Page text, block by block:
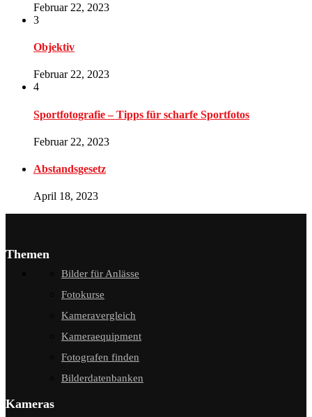
Februar 22, 2023
3
Objektiv
Februar 22, 2023
4
Sportfotografie – Tipps für scharfe Sportfotos
Februar 22, 2023
Abstandsgesetz
April 18, 2023
Themen
Bilder für Anlässe
Fotokurse
Kameravergleich
Kameraequipment
Fotografen finden
Bilderdatenbanken
Kameras